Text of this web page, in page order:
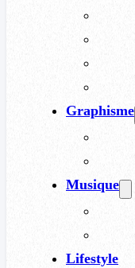
Graphisme
Musique
Lifestyle